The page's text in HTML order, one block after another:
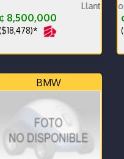
como estéticas.
Llantas nuevas
¢ 8,500,000
En perfecto estado AMG
BMW